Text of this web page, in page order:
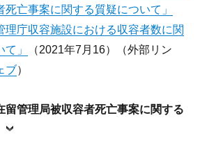
死亡事案に関する質疑について」
理庁収容施設における収容者数に関
」
（2021年7月16）（外部リン
ブ）
留管理局被収容者死亡事案に関する